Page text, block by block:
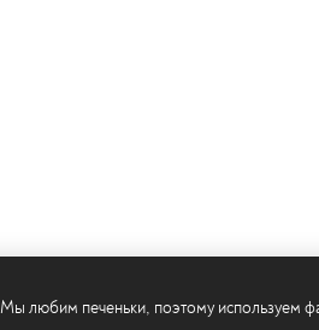
Мы любим печеньки, поэтому используем